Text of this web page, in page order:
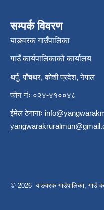
सम्पर्क विवरण
याङवरक गाउँपालिका
गाउँ कार्यपालिकाको कार्यालय
थर्पु, पाँचथर, कोशी प्रदेश, नेपाल
फोन नंः ०२४-४१००४८
ईमेल ठेगानाः
© 2026 याङवरक गाउँपालिका, गाउँ